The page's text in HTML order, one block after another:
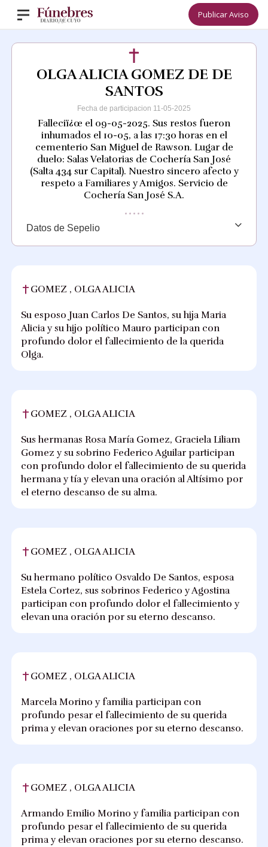
Publicar Aviso
OLGA ALICIA GOMEZ DE DE
SANTOS
Fecha de participacion 11-05-2025
Falleciï¿œ el 09-05-2025. Sus restos fueron
inhumados el 10-05, a las 17:30 horas en el
cementerio San Miguel de Rawson. Lugar de
duelo: Salas Velatorias de Cochería San José
(Salta 434 sur Capital). Nuestro sincero afecto y
respeto a Familiares y Amigos. Servicio de
Cochería San José S.A.
Datos de Sepelio
GOMEZ , OLGA ALICIA
Su esposo Juan Carlos De Santos, su hija Maria
Alicia y su hijo político Mauro participan con
profundo dolor el fallecimiento de la querida
Olga.
GOMEZ , OLGA ALICIA
Sus hermanas Rosa María Gomez, Graciela Liliam
Gomez y su sobrino Federico Aguilar participan
con profundo dolor el fallecimiento de su querida
hermana y tía y elevan una oración al Altísimo por
el eterno descanso de su alma.
GOMEZ , OLGA ALICIA
Su hermano político Osvaldo De Santos, esposa
Estela Cortez, sus sobrinos Federico y Agostina
participan con profundo dolor el fallecimiento y
elevan una oración por su eterno descanso.
GOMEZ , OLGA ALICIA
Marcela Morino y familia participan con
profundo pesar el fallecimiento de su querida
prima y elevan oraciones por su eterno descanso.
GOMEZ , OLGA ALICIA
Armando Emilio Morino y familia participan con
profundo pesar el fallecimiento de su querida
prima y elevan oraciones por su eterno descanso.